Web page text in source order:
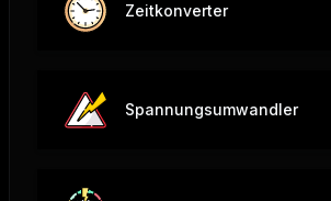
Zeitkonverter
Spannungsumwandler